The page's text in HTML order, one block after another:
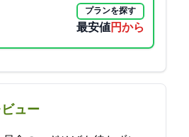
プランを探す
最安値16500円から
ュー